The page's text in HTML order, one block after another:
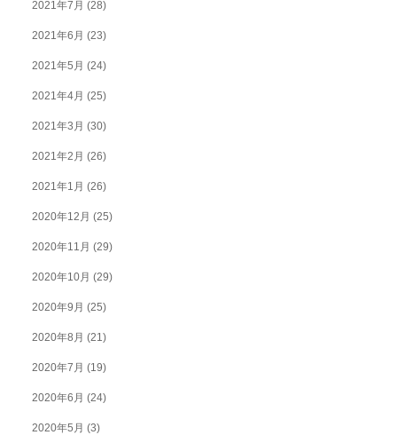
2021年7月 (28)
2021年6月 (23)
2021年5月 (24)
2021年4月 (25)
2021年3月 (30)
2021年2月 (26)
2021年1月 (26)
2020年12月 (25)
2020年11月 (29)
2020年10月 (29)
2020年9月 (25)
2020年8月 (21)
2020年7月 (19)
2020年6月 (24)
2020年5月 (3)